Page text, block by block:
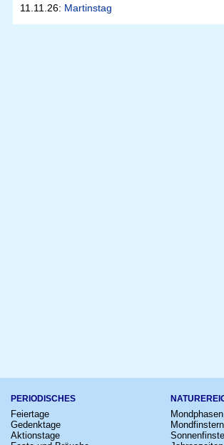
11.11.26: Martinstag
PERIODISCHES
Feiertage
Gedenktage
Aktionstage
Mondphasen